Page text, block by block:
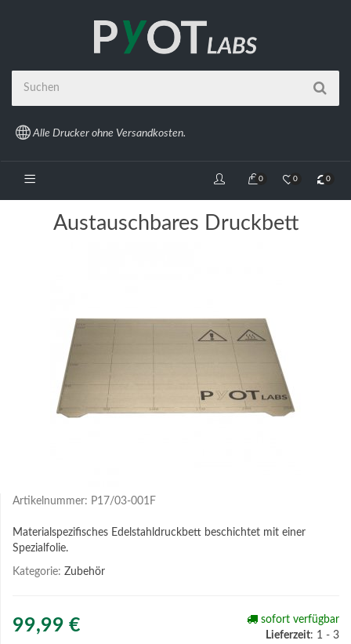
Alle Drucker ohne Versandkosten.
0 0 0
Austauschbares Druckbett
Artikelnummer: P17/03-001F
Materialspezifisches Edelstahldruckbett beschichtet mit einer
Spezialfolie.
Kategorie: Zubehör
99,99 €
sofort verfügbar
Lieferzeit: 1 - 3